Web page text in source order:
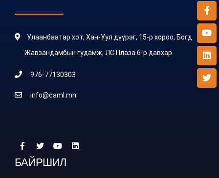
Улаанбаатар хот, Хан-Уул дүүрэг, 15-р хороо, Богд
Жавзандамбын гудамж, ЛС Плаза 6-р давхар
976-77130303
info@caml.mn
БАЙРШИЛ